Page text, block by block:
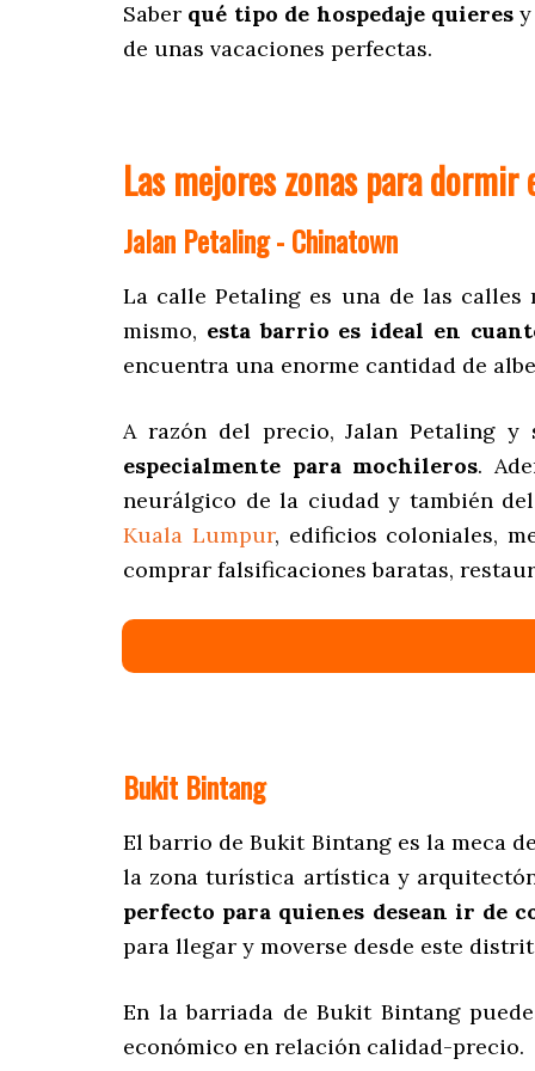
Saber qué tipo de hospedaje quieres
de unas vacaciones perfectas.
Las mejores zonas para dormir
Jalan Petaling - Chinatown
La calle Petaling es una de las calles
mismo, esta barrio es ideal en
encuentra una enorme cantidad de
A razón del precio, Jalan Petaling
especialmente para mochileros.
neurálgico de la ciudad y también
Kuala Lumpur, edificios coloniales,
comprar falsificaciones baratas,
Bukit Bintang
El barrio de Bukit Bintang es la meca
la zona turística artística y
perfecto para quienes desean ir de
para llegar y moverse desde este
En la barriada de Bukit Bintang
económico en relación calidad-precio.